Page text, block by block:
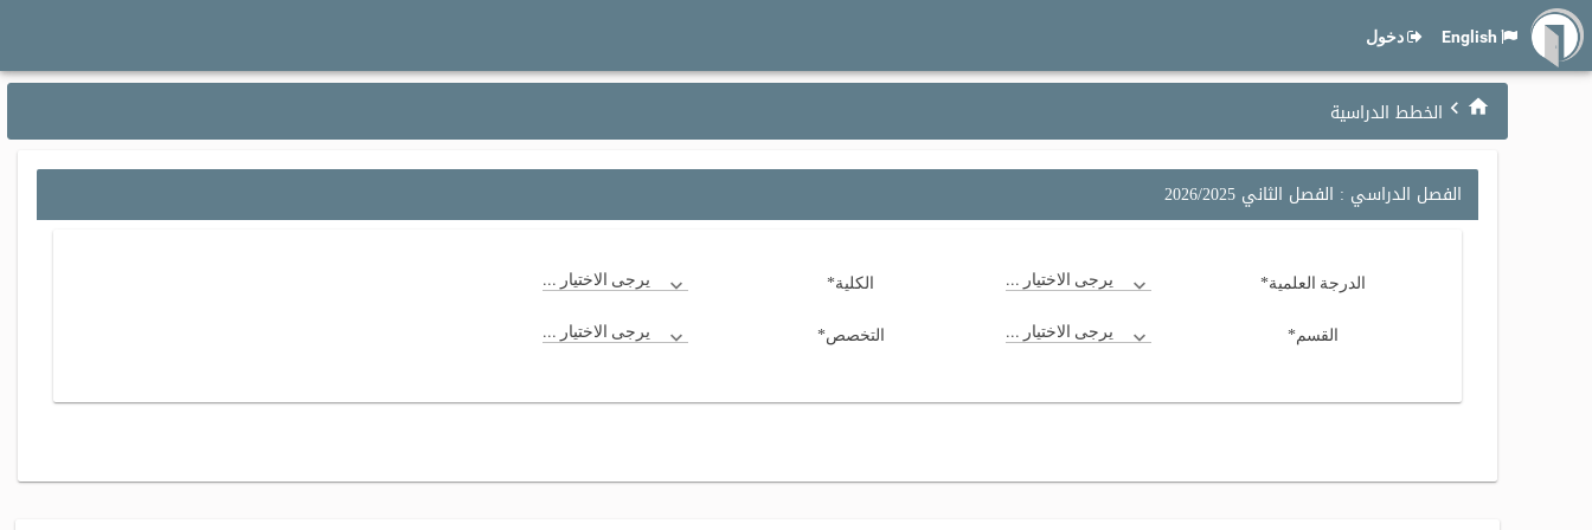
دخول
الخطط الدراسية
الفصل الدراسي : الفصل الثاني 2026/2025
الدرجة العلمية* يرجى الاختيار ... الكلية* يرجى الاختيار ...
القسم* يرجى الاختيار ... التخصص* يرجى الاختيار ...